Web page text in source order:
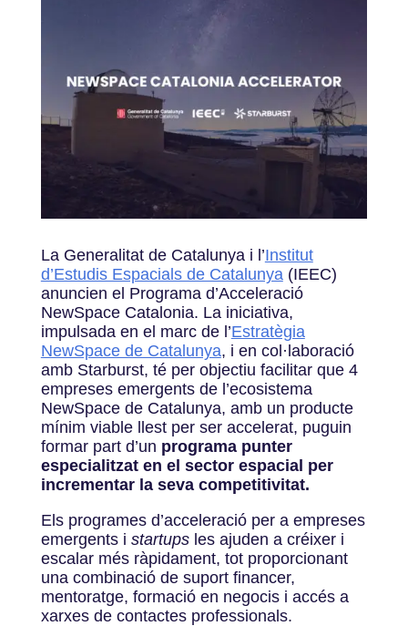
La Generalitat de Catalunya i l’Institut
d’Estudis Espacials de Catalunya (IEEC)
anuncien el Programa d’Acceleració
NewSpace Catalonia. La iniciativa,
impulsada en el marc de l’Estratègia
NewSpace de Catalunya, i en col·laboració
amb Starburst, té per objectiu facilitar que 4
empreses emergents de l’ecosistema
NewSpace de Catalunya, amb un producte
mínim viable llest per ser accelerat, puguin
formar part d’un programa punter
especialitzat en el sector espacial per
incrementar la seva competitivitat.
Els programes d’acceleració per a empreses
emergents i startups les ajuden a créixer i
escalar més ràpidament, tot proporcionant
una combinació de suport financer,
mentoratge, formació en negocis i accés a
xarxes de contactes professionals.